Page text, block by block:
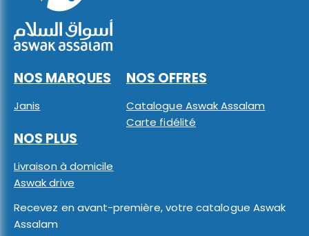
NOS MARQUES
Janis
NOS OFFRES
Catalogue Aswak Assalam
Carte fidélité
NOS PLUS
Livraison à domicile
Aswak drive
Recevez en avant-première, votre catalogue Aswak
Assalam